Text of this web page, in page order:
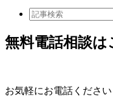
無料電話相談は
お気軽にお電話ください